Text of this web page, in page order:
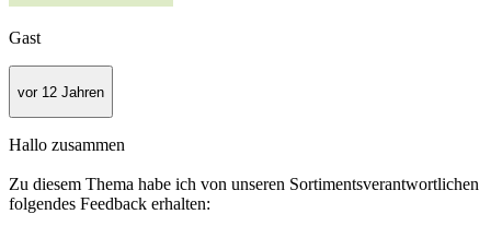
Gast
vor 12 Jahren
Hallo zusammen
Zu diesem Thema habe ich von unseren Sortimentsverantwortlichen
folgendes Feedback erhalten: